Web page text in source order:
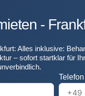
-
Alles inklusive:
– sofort startklar für
Telefon